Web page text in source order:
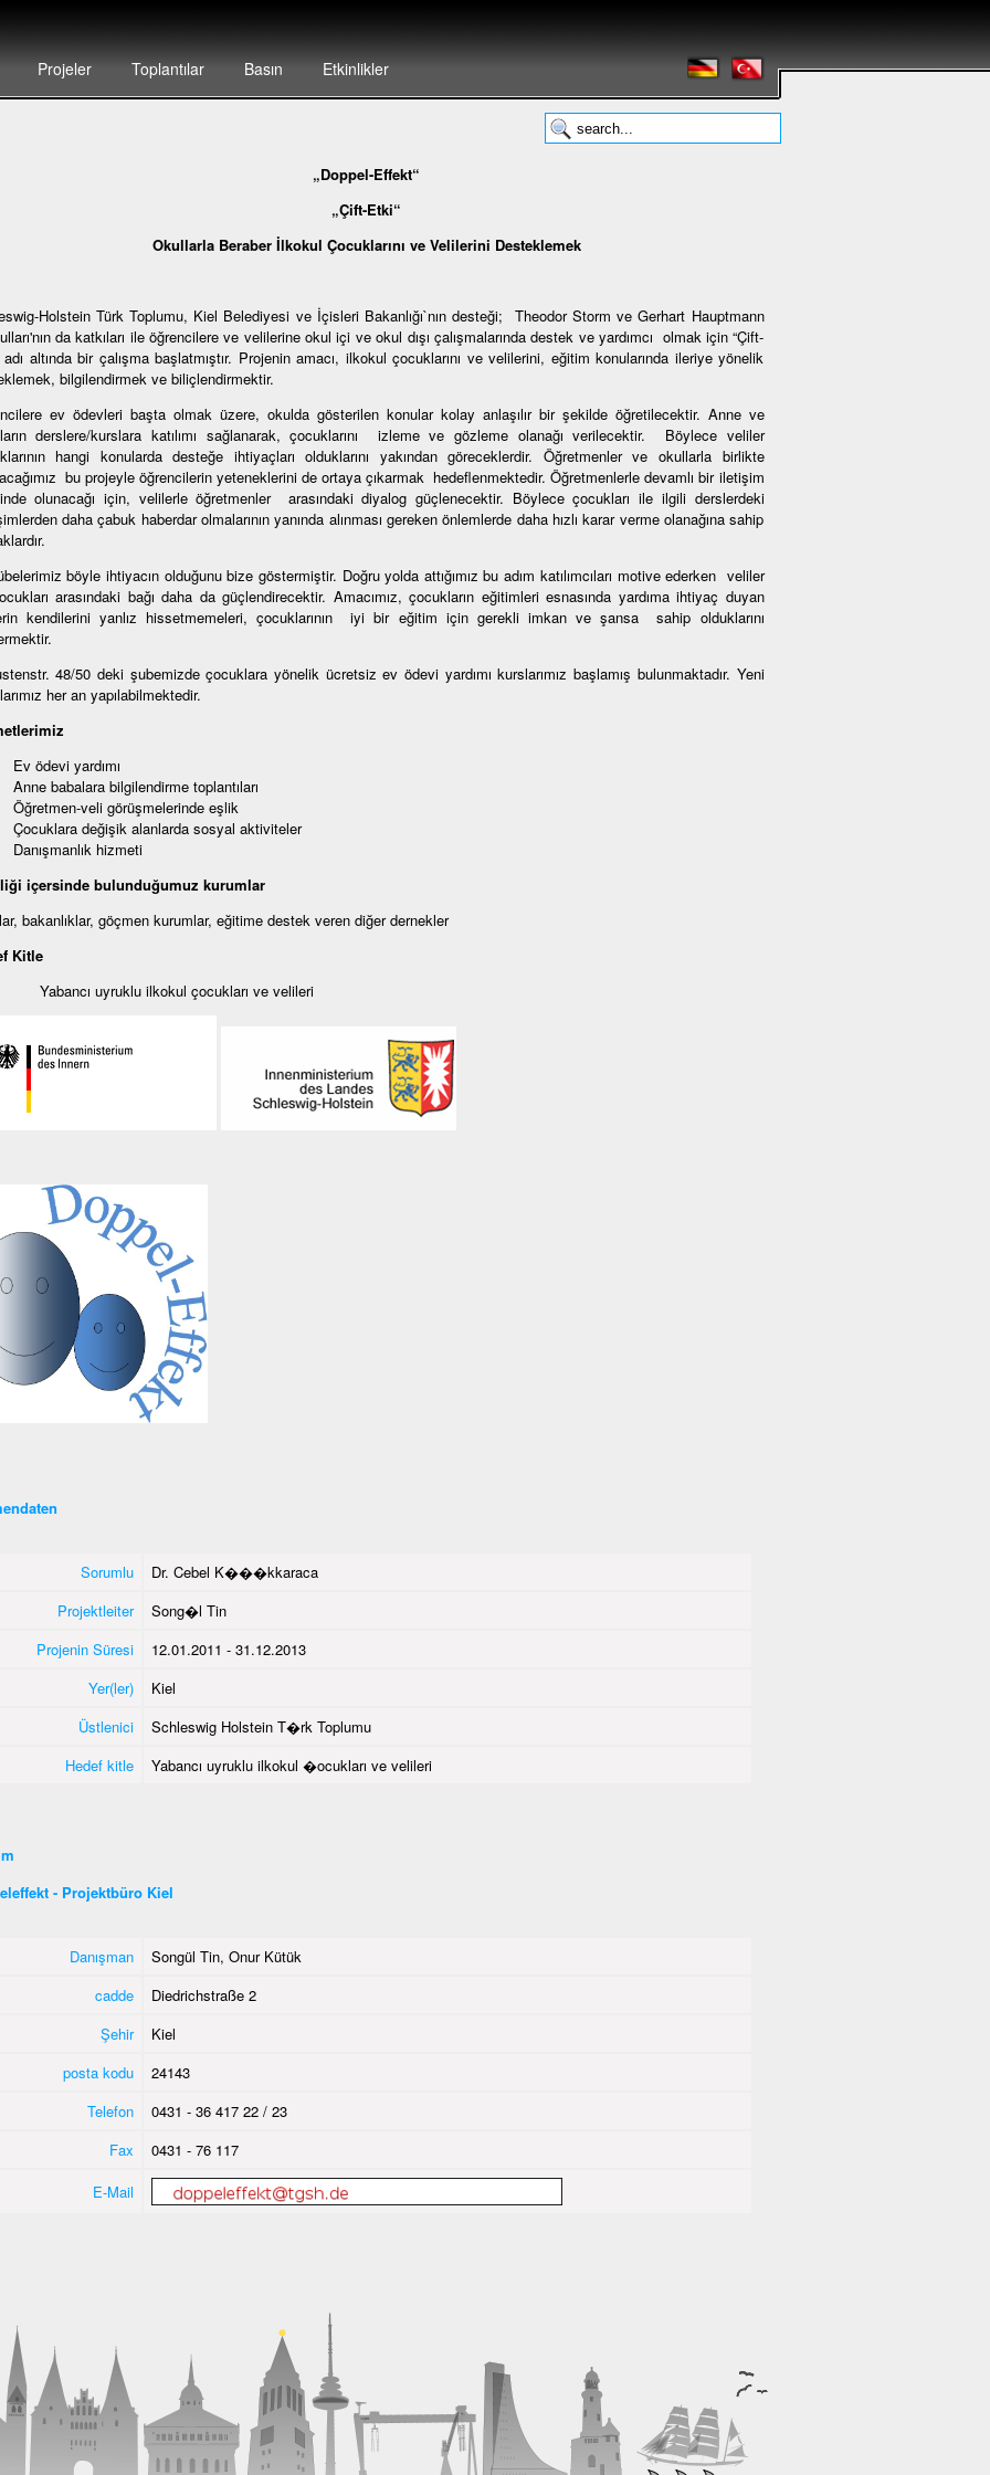
Projeler Toplantılar Basın Etkinlikler
„Doppel-Effekt“
„Çift-Etki“
Okullarla Beraber İlkokul Çocuklarını ve Velilerini Desteklemek
Holstein Türk Toplumu, Kiel Belediyesi ve İçisleri Bakanlığı`nın desteği; Theodor Storm ve Gerhart Hauptmann
da katkıları ile öğrencilere ve velilerine okul içi ve okul dışı çalışmalarında destek ve yardımcı olmak için “Çift-
adı altında bir çalışma başlatmıştır. Projenin amacı, ilkokul çocuklarını ve velilerini, eğitim konularında ileriye yönelik
bilgilendirmek ve biliçlendirmektir.
ev ödevleri başta olmak üzere, okulda gösterilen konular kolay anlaşılır bir şekilde öğretilecektir. Anne ve
derslere/kurslara katılımı sağlanarak, çocuklarını izleme ve gözleme olanağı verilecektir. Böylece veliler
hangi konularda desteğe ihtiyaçları olduklarını yakından göreceklerdir. Öğretmenler ve okullarla birlikte
bu projeyle öğrencilerin yeteneklerini de ortaya çıkarmak hedeflenmektedir. Öğretmenlerle devamlı bir iletişim
olunacağı için, velilerle öğretmenler arasındaki diyalog güçlenecektir. Böylece çocukları ile ilgili derslerdeki
daha çabuk haberdar olmalarının yanında alınması gereken önlemlerde daha hızlı karar verme olanağına sahip
böyle ihtiyacın olduğunu bize göstermiştir. Doğru yolda attığımız bu adım katılımcıları motive ederken veliler
arasındaki bağı daha da güçlendirecektir. Amacımız, çocukların eğitimleri esnasında yardıma ihtiyaç duyan
kendilerini yanlız hissetmemeleri, çocuklarının iyi bir eğitim için gerekli imkan ve şansa sahip olduklarını
48/50 deki şubemizde çocuklara yönelik ücretsiz ev ödevi yardımı kurslarımız başlamış bulunmaktadır. Yeni
her an yapılabilmektedir.
Ev ödevi yardımı
Anne babalara bilgilendirme toplantıları
Öğretmen-veli görüşmelerinde eşlik
Çocuklara değişik alanlarda sosyal aktiviteler
Danışmanlık hizmeti
içersinde bulunduğumuz kurumlar
bakanlıklar, göçmen kurumlar, eğitime destek veren diğer dernekler
Kitle
uyruklu ilkokul çocukları ve velileri
Sorumlu
Dr. Cebel K���kkaraca
Projektleiter
Song�l Tin
Projenin Süresi
12.01.2011 - 31.12.2013
Yer(ler)
Kiel
Üstlenici
Schleswig Holstein T�rk Toplumu
Hedef kitle
Yabancı uyruklu ilkokul �ocukları ve velileri
- Projektbüro Kiel
Danışman
Songül Tin, Onur Kütük
cadde
Diedrichstraße 2
Şehir
Kiel
posta kodu
24143
Telefon
0431 - 36 417 22 / 23
Fax
0431 - 76 117
E-Mail